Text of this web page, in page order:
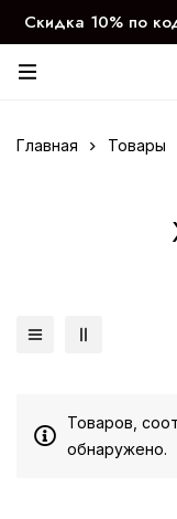
Скидка 10% по
Главная Товары
Товаров,
обнаружено.